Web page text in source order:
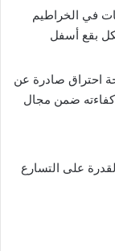
في الخراطيم
بقع أسفل
احتراق صادرة عن
ضمن مجال
على التسارع